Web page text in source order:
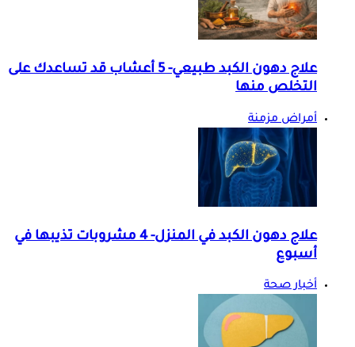
علاج دهون الكبد طبيعي- 5 أعشاب قد تساعدك على
التخلص منها
أمراض مزمنة
علاج دهون الكبد في المنزل- 4 مشروبات تذيبها في
أسبوع
أخبار صحة